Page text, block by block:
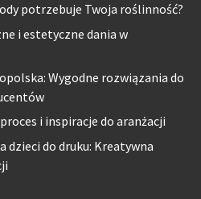
potrzebuje Twoja roślinność?
i estetyczne dania w
Wygodne rozwiązania do
i inspiracje do aranżacji
dzieci do druku: Kreatywna